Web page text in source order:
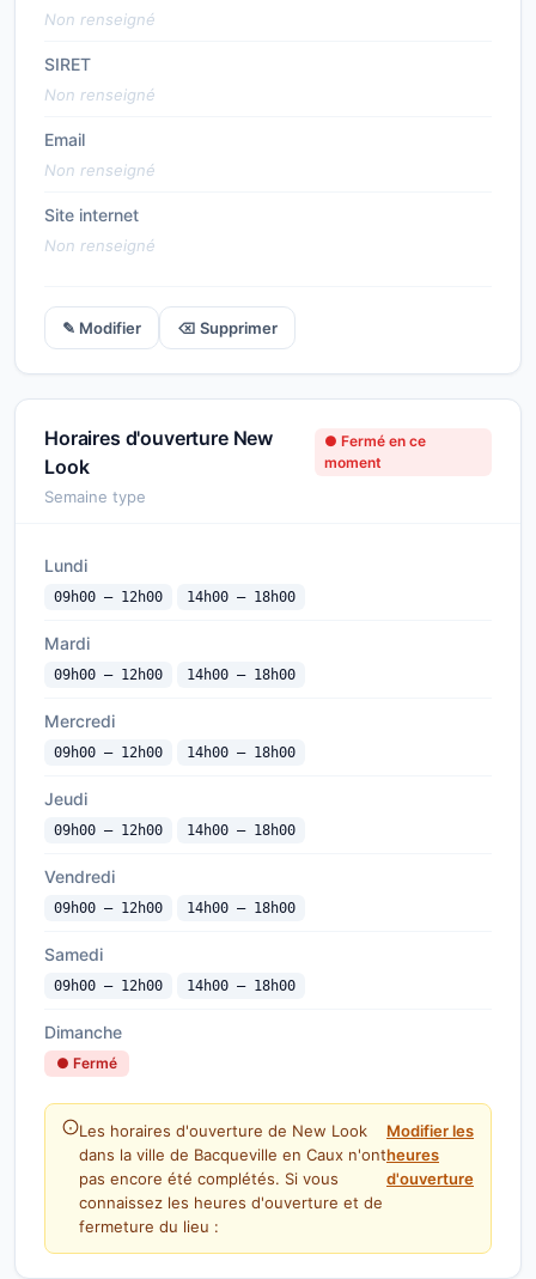
Non renseigné
SIRET
Non renseigné
Email
Non renseigné
Site internet
Non renseigné
✎ Modifier ⌫ Supprimer
Horaires d'ouverture New
Look
● Fermé en ce
moment
Semaine type
Lundi
09h00 — 12h00 14h00 — 18h00
Mardi
09h00 — 12h00 14h00 — 18h00
Mercredi
09h00 — 12h00 14h00 — 18h00
Jeudi
09h00 — 12h00 14h00 — 18h00
Vendredi
09h00 — 12h00 14h00 — 18h00
Samedi
09h00 — 12h00 14h00 — 18h00
Dimanche
● Fermé
Les horaires d'ouverture de New Look
dans la ville de Bacqueville en Caux n'ont
pas encore été complétés. Si vous
connaissez les heures d'ouverture et de
fermeture du lieu :
Modifier les
heures
d'ouverture